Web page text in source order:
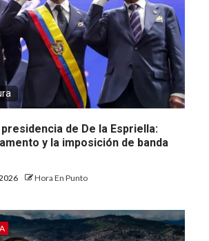
de De la Espriella:
y la imposición de banda
Hora En Punto